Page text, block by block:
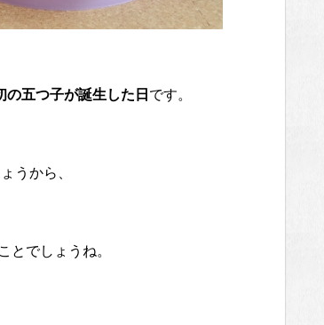
の五つ子が誕生した日 です。
うから、
とでしょうね。